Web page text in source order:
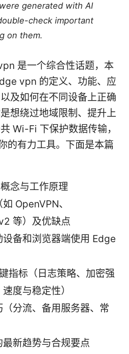
generated with AI
check important
on them.
是一个综合性话题，本
vpn 的定义、功能、应
及如何在不同设备上正确
想绕过地域限制、提升上
Wi-Fi 下保护数据传输，
的有力工具。下面是本篇
念与工作原理
OpenVPN、
等）及优缺点
备和浏览器端使用 Edge
指标（日志策略、加密强
度与稳定性）
分流、备用服务器、常
新趋势与合规要点